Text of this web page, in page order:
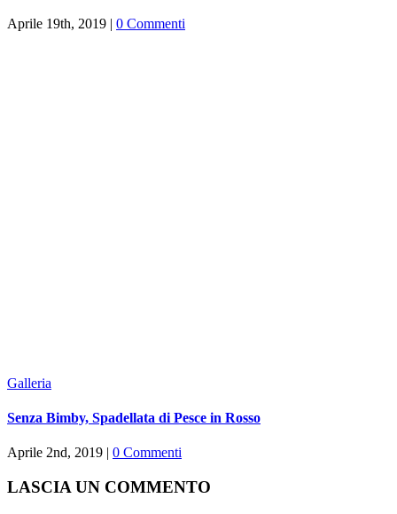
Aprile 19th, 2019 | 0 Commenti
Galleria
Senza Bimby, Spadellata di Pesce in Rosso
Aprile 2nd, 2019 | 0 Commenti
LASCIA UN COMMENTO